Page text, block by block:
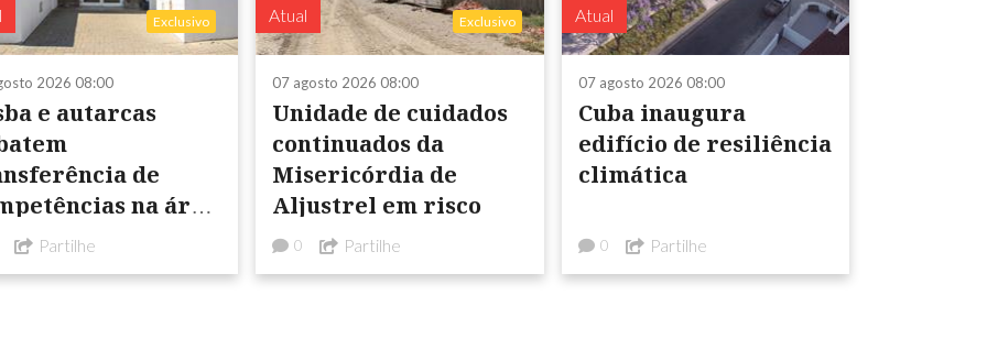
Exclusivo
2026 08:00
e autarcas
de
na área
Partilhe
Atual Exclusivo
07 agosto 2026 08:00
Unidade de cuidados
continuados da
Misericórdia de
Aljustrel em risco
0 Partilhe
Atual
07 agosto 2026 08:00
Cuba inaugura
edifício de resiliência
climática
0 Partilhe